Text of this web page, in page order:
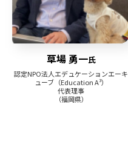
草場 勇一氏
認定NPO法人エデュケーションエーキ
ューブ（Education A³）
代表理事
（福岡県）